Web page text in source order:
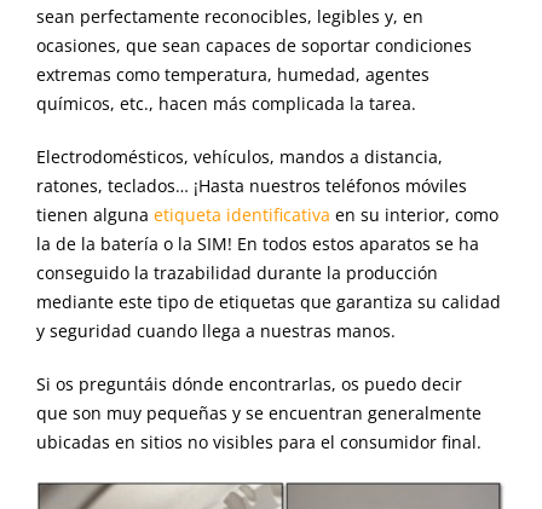
sean perfectamente reconocibles, legibles y, en
ocasiones, que sean capaces de soportar condiciones
extremas como temperatura, humedad, agentes
químicos, etc., hacen más complicada la tarea.
Electrodomésticos, vehículos, mandos a distancia,
ratones, teclados… ¡Hasta nuestros teléfonos móviles
tienen alguna etiqueta identificativa en su interior, como
la de la batería o la SIM! En todos estos aparatos se ha
conseguido la trazabilidad durante la producción
mediante este tipo de etiquetas que garantiza su calidad
y seguridad cuando llega a nuestras manos.
Si os preguntáis dónde encontrarlas, os puedo decir
que son muy pequeñas y se encuentran generalmente
ubicadas en sitios no visibles para el consumidor final.